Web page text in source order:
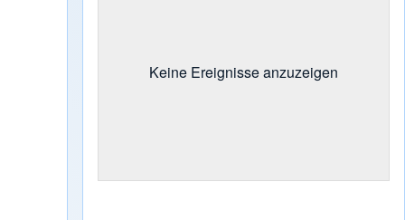
Keine Ereignisse anzuzeigen